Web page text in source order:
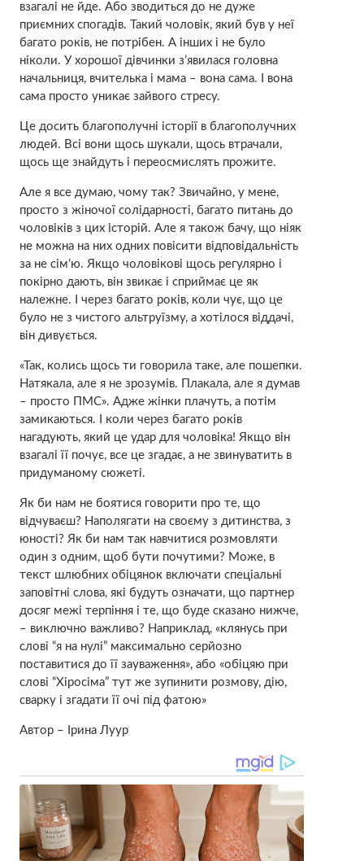
взагалі не йде. Або зводиться до не дуже
приємних спогадів. Такий чоловік, який був у неї
багато років, не потрібен. А інших і не було
ніколи. У хорошої дівчинки з’явилася головна
начальниця, вчителька і мама – вона сама. І вона
сама просто уникає зайвого стресу.
Це досить благополучні історії в благополучних
людей. Всі вони щось шукали, щось втрачали,
щось ще знайдуть і переосмислять прожите.
Але я все думаю, чому так? Звичайно, у мене,
просто з жіночої солідарності, багато питань до
чоловіків з цих історій. Але я також бачу, що ніяк
не можна на них одних повісити відповідальність
за не сім’ю. Якщо чоловікові щось регулярно і
покірно дають, він звикає і сприймає це як
належне. І через багато років, коли чує, що це
було не з чистого альтруїзму, а хотілося віддачі,
він дивується.
«Так, колись щось ти говорила таке, але пошепки.
Натякала, але я не зрозумів. Плакала, але я думав
– просто ПМC». Адже жінки плачуть, а потім
замикаються. І коли через багато років
нагадують, який це удaр для чоловіка! Якщо він
взагалі її почує, все це згадає, а не звинуватить в
придуманому сюжеті.
Як би нам не боятися говорити про те, що
відчуваєш? Наполягати на своєму з дитинства, з
юності? Як би нам так навчитися розмовляти
один з одним, щоб бути почутими? Може, в
текст шлюбних обіцянок включати спеціальні
заповітні слова, які будуть означати, що партнер
досяг межі терпіння і те, що буде сказано нижче,
– виключно важливо? Наприклад, «клянусь при
слові “я на нулі” максимально серйозно
поставитися до її зауваження», або «обіцяю при
слові “Хіросіма” тут же зупинити розмову, дію,
сварку і згадати її очі під фатою»
Автор – Ірина Луур